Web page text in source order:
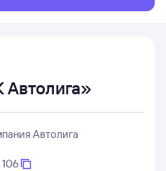
Автолига»
Автолига